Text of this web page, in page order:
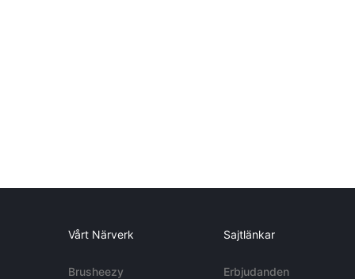
Vårt Närverk
Brusheezy
Sajtlänkar
Erbjudanden